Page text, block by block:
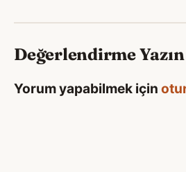
Değerlendirme Yazın
Yorum yapabilmek için